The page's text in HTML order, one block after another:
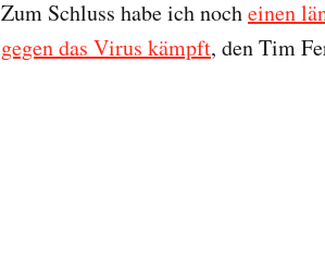
Zum Schluss habe ich nocheinen
gegen das Virus kämpft, den Tim